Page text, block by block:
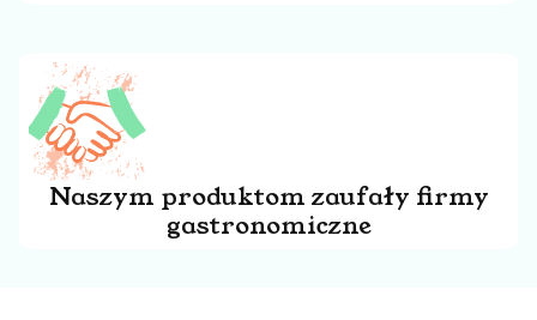
Naszym produktom zaufały firmy
gastronomiczne